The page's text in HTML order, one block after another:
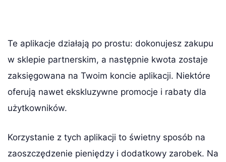
Te aplikacje działają po prostu: dokonujesz zakupu
w sklepie partnerskim, a następnie kwota zostaje
zaksięgowana na Twoim koncie aplikacji. Niektóre
oferują nawet ekskluzywne promocje i rabaty dla
użytkowników.
Korzystanie z tych aplikacji to świetny sposób na
zaoszczędzenie pieniędzy i dodatkowy zarobek. Na